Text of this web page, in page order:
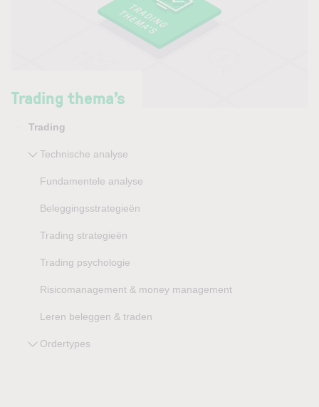
Trading thema’s
Trading
Technische analyse
Fundamentele analyse
Beleggingsstrategieën
Trading strategieën
Trading psychologie
Risicomanagement & money management
Leren beleggen & traden
Ordertypes